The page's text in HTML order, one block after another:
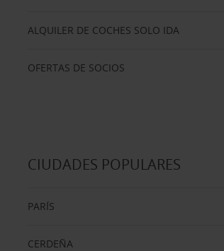
ALQUILER DE COCHES SOLO IDA
OFERTAS DE SOCIOS
CIUDADES POPULARES
PARÍS
CERDEÑA